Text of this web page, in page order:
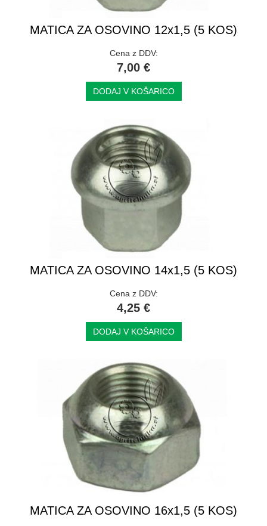
MATICA ZA OSOVINO 12x1,5 (5 KOS)
Cena z DDV:
7,00 €
DODAJ V KOŠARICO
MATICA ZA OSOVINO 14x1,5 (5 KOS)
Cena z DDV:
4,25 €
DODAJ V KOŠARICO
MATICA ZA OSOVINO 16x1,5 (5 KOS)